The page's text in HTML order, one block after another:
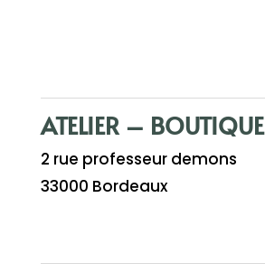
ATELIER – BOUTIQUE
2 rue professeur demons
33000 Bordeaux